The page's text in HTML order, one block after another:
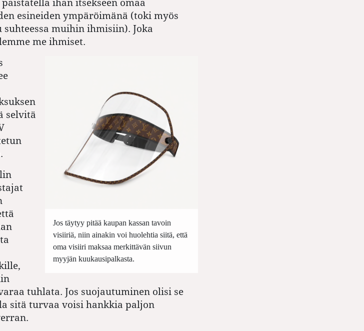
esineiden ympäröimänä (toki myös
muihin ihmisiin). Joka
me ihmiset.
Jos täytyy pitää kaupan kassan tavoin
visiiriä, niin ainakin voi huolehtia siitä, että
oma visiiri maksaa merkittävän siivun
myyjän kuukausipalkasta.
selvitä
tuhlata. Jos suojautuminen olisi se
sitä turvaa voisi hankkia paljon